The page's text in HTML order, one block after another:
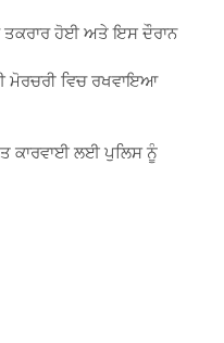
ਤਕਰਾਰ ਹੋਈ ਅਤੇ ਇਸ ਦੌਰਾਨ
ਮੋਰਚਰੀ ਵਿਚ ਰਖਵਾਇਆ
ਕਾਰਵਾਈ ਲਈ ਪੁਲਿਸ ਨੂੰ